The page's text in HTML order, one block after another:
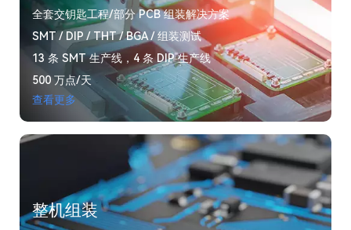
全套交钥匙工程/部分 PCB 组装解决方案
SMT / DIP / THT / BGA / 组装测试
13 条 SMT 生产线，4 条 DIP 生产线
500 万点/天
查看更多
整机组装